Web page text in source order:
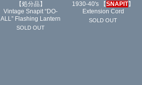
【処分品】
Vintage Snapit “DO-
ALL” Flashing Lantern
SOLD OUT
1930-40's 【SNAPIT】
Extension Cord
SOLD OUT